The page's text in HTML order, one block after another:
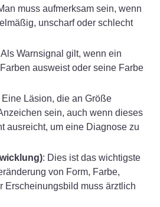
muss aufmerksam sein, wenn
unscharf oder schlecht
Als Warnsignal gilt, wenn ein
ausweist oder seine Farbe
Eine Läsion, die an Größe
sein, auch wenn dieses
ausreicht, um eine Diagnose zu
: Dies ist das wichtigste
von Form, Farbe,
Erscheinungsbild muss ärztlich